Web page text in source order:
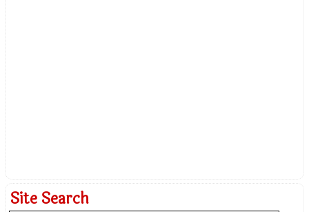
Site Search